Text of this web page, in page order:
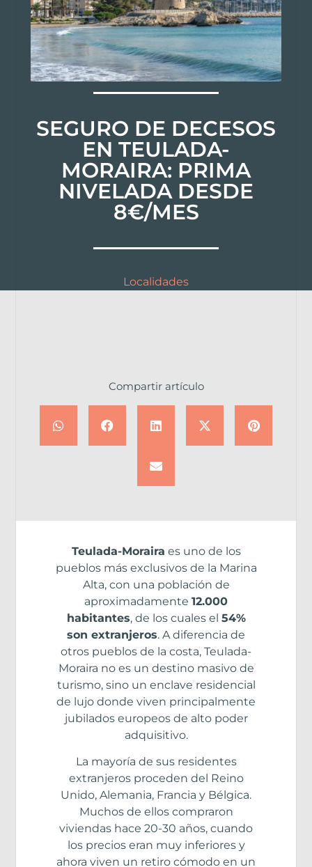
SEGURO DE DECESOS
EN TEULADA-
MORAIRA: PRIMA
NIVELADA DESDE
8€/MES
Localidades
Compartir artículo
Teulada-Moraira es uno de los
pueblos más exclusivos de la Marina
Alta, con una población de
aproximadamente 12.000
habitantes, de los cuales el 54%
son extranjeros. A diferencia de
otros pueblos de la costa, Teulada-
Moraira no es un destino masivo de
turismo, sino un enclave residencial
de lujo donde viven principalmente
jubilados europeos de alto poder
adquisitivo.
La mayoría de sus residentes
extranjeros proceden del Reino
Unido, Alemania, Francia y Bélgica.
Muchos de ellos compraron
viviendas hace 20-30 años, cuando
los precios eran muy inferiores y
ahora viven un retiro cómodo en un